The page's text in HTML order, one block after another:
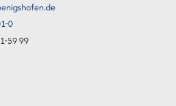
0
5999